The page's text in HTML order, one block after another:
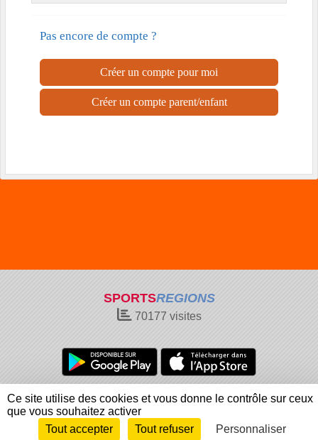
Pas encore de compte ?
Créer un compte pour moi
Créer un compte parent/enfant
SPORTSREGIONS
70177 visites
Charte cookies
Gestion des cookies
Informations légales
Signaler un contenu inapproprié
Envie de participer ?
Connexion
Ce site utilise des cookies et vous donne le contrôle sur ceux
que vous souhaitez activer
Tout accepter
Tout refuser Personnaliser